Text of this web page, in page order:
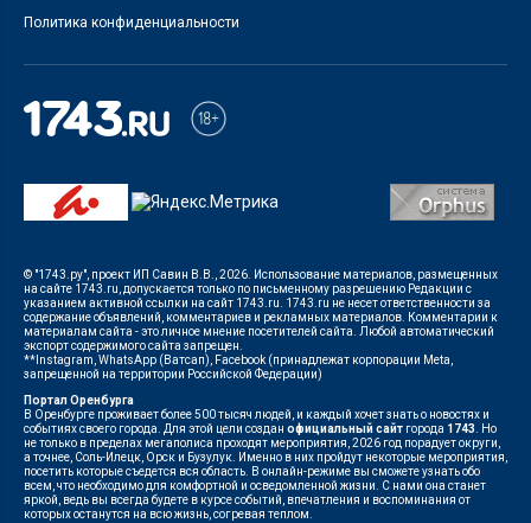
Политика конфиденциальности
© "1743.ру", проект ИП Савин В.В., 2026. Использование материалов, размещенных
на сайте 1743.ru, допускается только по письменному разрешению Редакции с
указанием активной ссылки на сайт 1743.ru. 1743.ru не несет ответственности за
содержание объявлений, комментариев и рекламных материалов. Комментарии к
материалам сайта - это личное мнение посетителей сайта. Любой автоматический
экспорт содержимого сайта запрещен.
**Instagram, WhatsApp (Ватсап), Facebook (принадлежат корпорации Meta,
запрещенной на территории Российской Федерации)
Портал Оренбурга
В Оренбурге проживает более 500 тысяч людей, и каждый хочет знать о новостях и
событиях своего города. Для этой цели создан официальный сайт города 1743 . Но
не только в пределах мегаполиса проходят мероприятия, 2026 год порадует округи,
а точнее, Соль-Илецк, Орск и Бузулук. Именно в них пройдут некоторые мероприятия,
посетить которые съедется вся область. В онлайн-режиме вы сможете узнать обо
всем, что необходимо для комфортной и осведомленной жизни. С нами она станет
яркой, ведь вы всегда будете в курсе событий, впечатления и воспоминания от
которых останутся на всю жизнь, согревая теплом.